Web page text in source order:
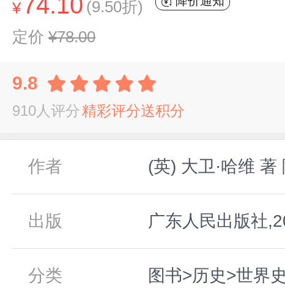
¥ (9.50折)
定价 ¥78.00
9.8
910人评分精彩评分送积分
作者 (英) 大卫·哈维 著
出版 广东人民出版社
分类 图书>历史>世界